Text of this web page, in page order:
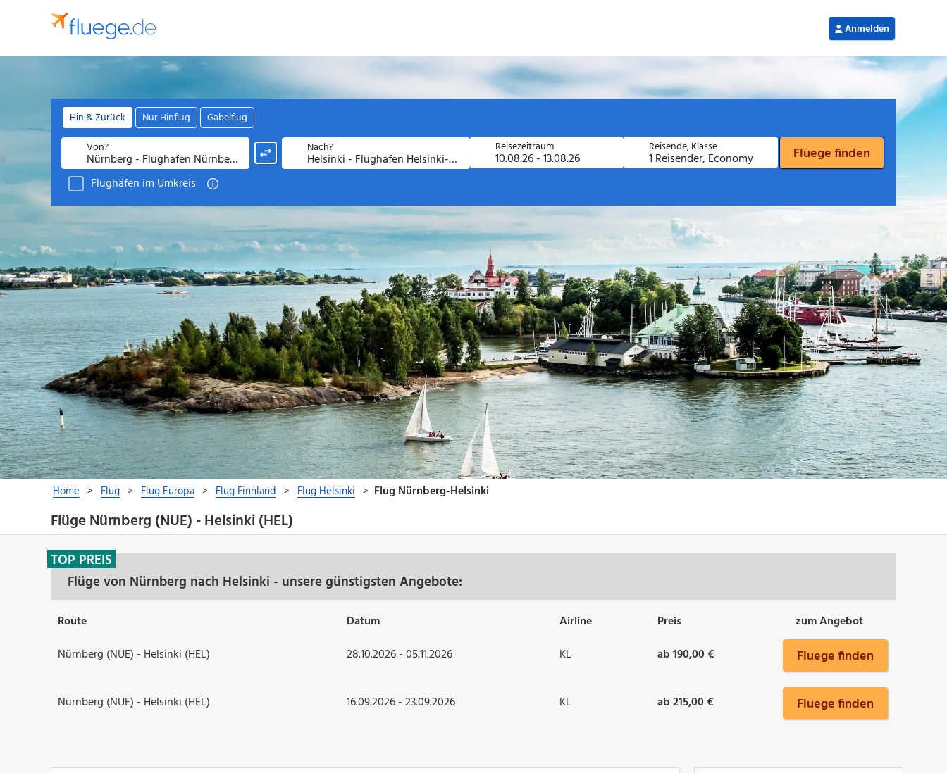
Flüge Nürnberg (NUE) - Helsinki (HEL)
Flüge von Nürnberg nach Helsinki - unsere günstigsten Angebote:
TOP PREIS
Route Datum Airline Preis
zum Angebot
Nürnberg (NUE) - Helsinki (HEL)
28.10.2026 - 05.11.2026 KL ab 190,00 € Fluege finden
Nürnberg (NUE) - Helsinki (HEL) 16.09.2026 - 23.09.2026 KL ab 215,00 € Fluege finden